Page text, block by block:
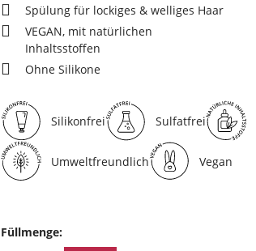
Spülung für lockiges & welliges Haar
VEGAN, mit natürlichen
Inhaltsstoffen
Ohne Silikone
Silikonfrei Sulfatfrei
Umweltfreundlich Vegan
Füllmenge: